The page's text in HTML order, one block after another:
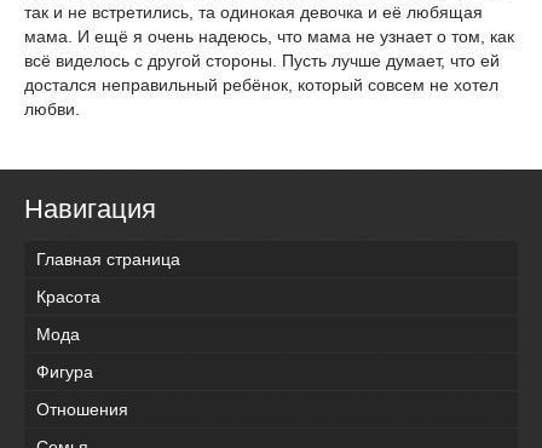
так и не встретились, та одинокая девочка и её любящая
мама. И ещё я очень надеюсь, что мама не узнает о том, как
всё виделось с другой стороны. Пусть лучше думает, что ей
достался неправильный ребёнок, который совсем не хотел
любви.
Навигация
Главная страница
Красота
Мода
Фигура
Отношения